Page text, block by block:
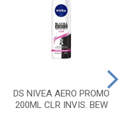
DS NIVEA AERO PROMO
200ML CLR INVIS. BEW